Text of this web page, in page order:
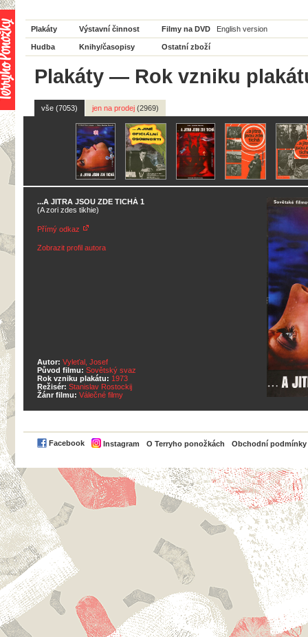
Plakáty Výstavní činnost Filmy na DVD English version
Hudba Knihy/časopisy Ostatní zboží
Plakáty — Rok vzniku
vše (7053) jen na prodej (2969)
...A JITRA JSOU ZDE TICHÁ 1
(A zori zdes tikhie)
Přímý odkaz
Zobrazit profil autora
Autor: Vyleťal, Josef
Původ filmu: Sovětský svaz
Rok vzniku plakátu: 1973
Režisér: Stanislav Rostockij
Žánr filmu: Válečné filmy
Facebook Instagram O Terryho ponožkách Obchodní podmínky
PayPal